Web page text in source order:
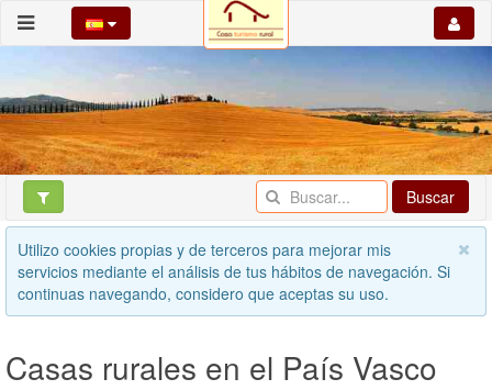
Buscar
Utilizo cookies propias y de terceros para mejorar mis
servicios mediante el análisis de tus hábitos de navegación. Si
continuas navegando, considero que aceptas su uso.
Casas rurales en el País Vasco